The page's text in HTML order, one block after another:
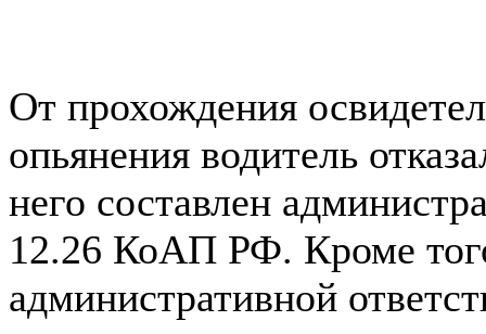
От прохождения
опьянения водитель
него составлен
12.26 КоАП РФ. Кроме
административной